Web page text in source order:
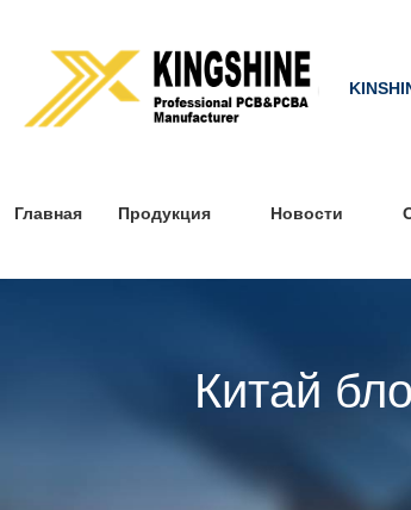
Главная Продукция Новости
Китай